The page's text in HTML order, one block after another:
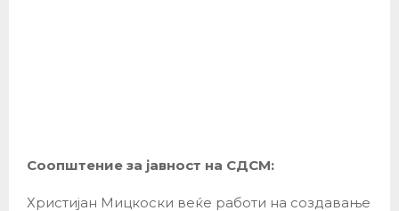
Соопштение за јавност на СДСМ:
Христијан Мицкоски веќе работи на создавање